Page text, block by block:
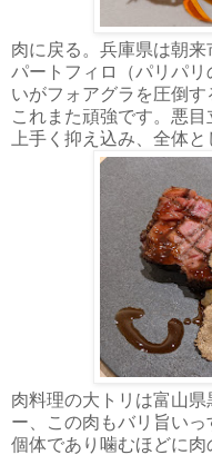
肉に戻る。兵庫県は朝
パートフィロ（パリパ
いがフォアグラを圧倒
これまた頑強です。悪
上手く抑え込み、全体
肉料理の大トリは富山
ー、この肉もバリ旨い
個体であり噛むほどに